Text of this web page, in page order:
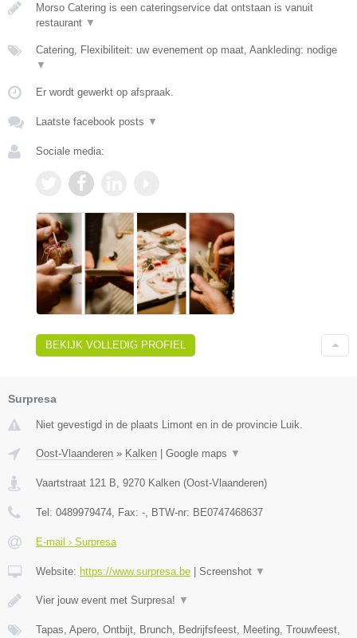
Morso Catering is een cateringservice dat ontstaan is vanuit
restaurant ▼
Catering, Flexibiliteit: uw evenement op maat, Aankleding: nodige
▼
Er wordt gewerkt op afspraak.
Laatste facebook posts ▼
Sociale media:
BEKIJK VOLLEDIG PROFIEL
Surpresa
Niet gevestigd in de plaats Limont en in de provincie Luik.
Oost-Vlaanderen » Kalken Google maps ▼
Vaartstraat 121 B, 9270 Kalken (Oost-Vlaanderen)
Tel: 0489979474, Fax: -, BTW-nr: BE0747468637
E-mail › Surpresa
Website: https://www.surpresa.be Screenshot ▼
Vier jouw event met Surpresa! ▼
Tapas, Apero, Ontbijt, Brunch, Bedrijfsfeest, Meeting, Trouwfeest,